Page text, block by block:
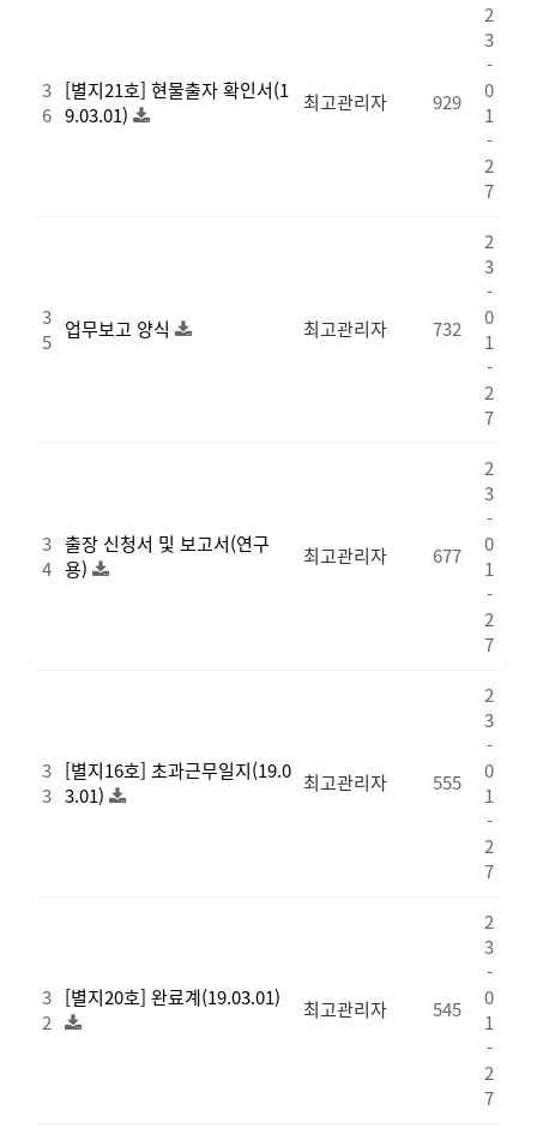
3
6
[별지21호] 현물출자 확인서(1
9.03.01)
최고관리자 929
2
3
-
0
1
-
2
7
3
5 업무보고 양식 최고관리자 732
2
3
-
0
1
-
2
7
3
4
출장 신청서 및 보고서(연구
용)
최고관리자 677
2
3
-
0
1
-
2
7
3
3
[별지16호] 초과근무일지(19.0
3.01)
최고관리자 555
2
3
-
0
1
-
2
7
3
2
[별지20호] 완료계(19.03.01) 최고관리자 545
2
3
-
0
1
-
2
7